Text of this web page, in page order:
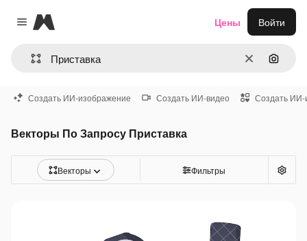
Close menu
Magnific
ОчиститьПоиск
Цены Войти
Создать ИИ-изображение Создать ИИ-видео Создать ИИ-
Векторы По Запросу Приставка
Векторы Фильтры